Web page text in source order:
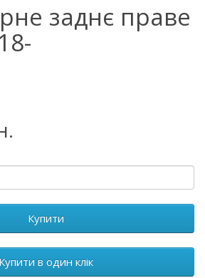
заднє праве
Купити
Купити в один клік